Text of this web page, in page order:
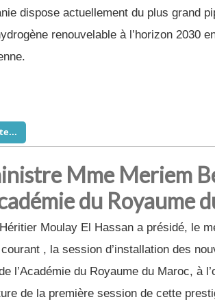
dispose actuellement du plus grand
renouvelable à l’horizon 2030
Mme Meriem
du Royaume
Moulay El Hassan a présidé, le
, la session d’installation des
l’Académie du Royaume du Maroc, à
de la première session de cette